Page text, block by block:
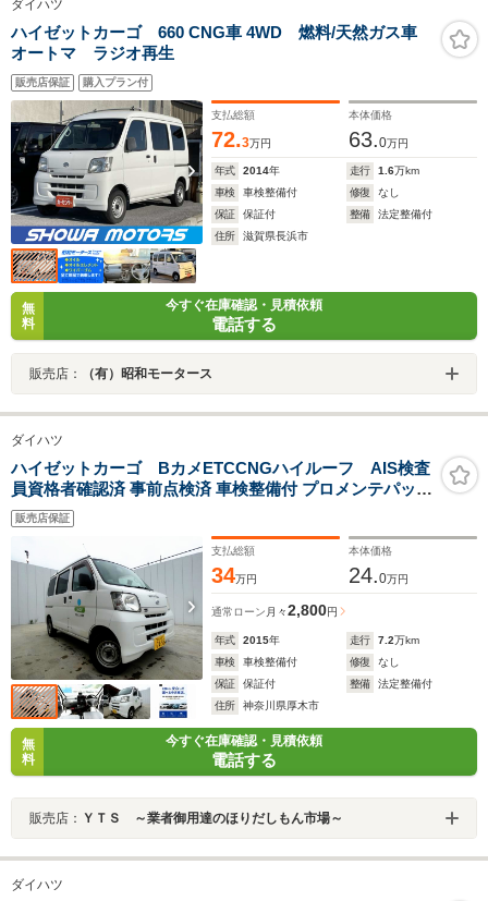
ダイハツ
ハイゼットカーゴ 660 CNG車 4WD 燃料/天然ガス車
オートマ ラジオ再生
販売店保証 購入プラン付
支払総額
72.3万円
本体価格
63.0万円
年式 2014年 走行 1.6万km
車検
車検整備付 修復
なし
保証
保証付 整備
法定整備付
住所
滋賀県長浜市
無
料
今すぐ在庫確認・見積依頼
電話する
販売店： （有）昭和モータース
ダイハツ
ハイゼットカーゴ BカメETCCNGハイルーフ AIS検査
員資格者確認済 事前点検済 車検整備付 プロメンテパック
有償点検整備 自社保証 09保証 カープレミア有償保証 業
販可 ETC バックカメラ ハイルーフ
販売店保証
支払総額
34万円
本体価格
24.0万円
通常ローン 月々2,800円
年式 2015年 走行 7.2万km
車検
車検整備付 修復
なし
保証
保証付 整備
法定整備付
住所
神奈川県厚木市
無
料
今すぐ在庫確認・見積依頼
電話する
販売店： ＹＴＳ ～業者御用達のほりだしもん市場～
ダイハツ